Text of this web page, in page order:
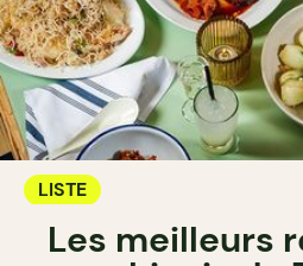
LISTE
Les meilleurs